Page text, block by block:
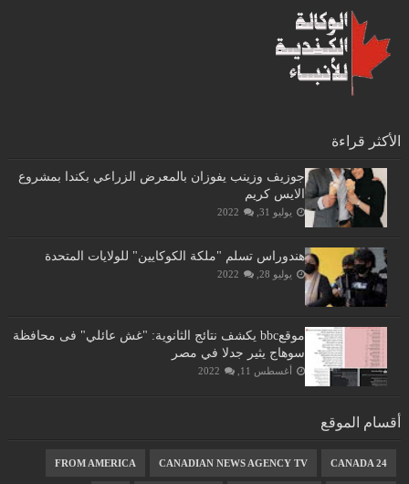
الأكثر قراءة
جوزيف وزينب يفوزان بالمعرض الزراعي بكندا بمشروع
الايس كريم
يوليو 31, 2022
هندوراس تسلم "ملكة الكوكايين" للولايات المتحدة
يوليو 28, 2022
موقعbbc يكشف نتائج الثانوية: "غش عائلي" فى محافظة
سوهاج يثير جدلا في مصر
أغسطس 11, 2022
أقسام الموقع
CANADA 24
CANADIAN NEWS AGENCY TV
FROM AMERICA